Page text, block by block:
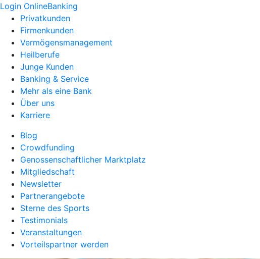
Login OnlineBanking
Privatkunden
Firmenkunden
Vermögensmanagement
Heilberufe
Junge Kunden
Banking & Service
Mehr als eine Bank
Über uns
Karriere
Blog
Crowdfunding
Genossenschaftlicher Marktplatz
Mitgliedschaft
Newsletter
Partnerangebote
Sterne des Sports
Testimonials
Veranstaltungen
Vorteilspartner werden